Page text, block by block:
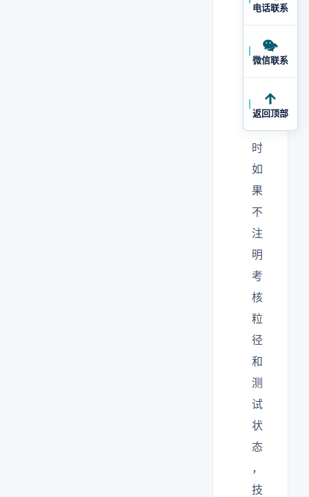
”
级
时
如
果
不
注
明
考
核
粒
径
和
测
试
状
态
，
技
电话联系
微信联系
返回顶部